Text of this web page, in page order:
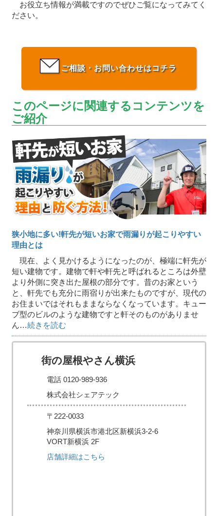
お役立ち情報が満載ですのでぜひご覧になってみてく
ださい。
ご相談・お問い合わせはコチラ
このページに関連するコンテンツを
ご紹介
狭小地に多い!軒先が短いお家で雨漏りが起こりやすい
理由とは
現在、よく見かけるようになったのが、極端に軒先が
短い建物です。建物で軒や軒先と呼ばれるところは外壁
より外側に突き出た屋根の部分です。昔のお家という
と、軒先でも充分に雨宿りが出来たものですが、現代の
お住まいではそれもままならなくなっています。キュー
ブ型のビルのような建物ですと軒そのものがありませ
ん…続きを読む
街の屋根やさん横浜
電話 0120-989-936
株式会社シェアテック
〒222-0033
神奈川県横浜市港北区新横浜3-2-6
VORT新横浜 2F
店舗詳細はこちら